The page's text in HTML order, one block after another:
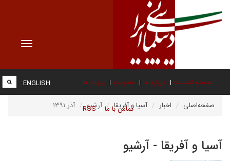
Toggle
صفحه نخست درباره ما عضویت پیوند ها
تماس با ما RSS
ENGLISH
صفحه‌اصلی اخبار آسیا و آفریقا آرشیو آذر ۱۳۹۱
آسیا و آفریقا - آرشیو